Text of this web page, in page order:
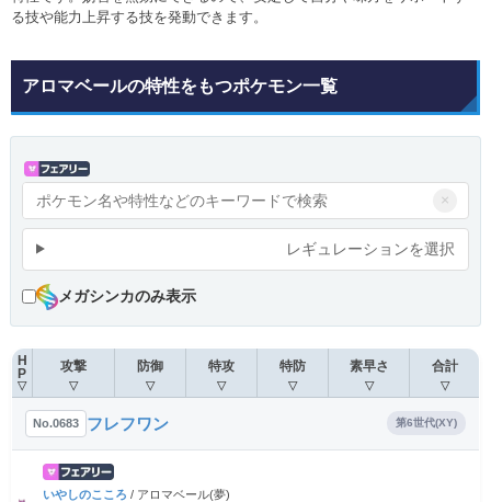
る技や能力上昇する技を発動できます。
アロマベールの特性をもつポケモン一覧
×
レギュレーションを選択
メガシンカのみ表示
H
P
▽
攻撃
▽
防御
▽
特攻
▽
特防
▽
素早さ
▽
合計
▽
No.0683 フレフワン 第6世代(XY)
いやしのこころ / アロマベール(夢)